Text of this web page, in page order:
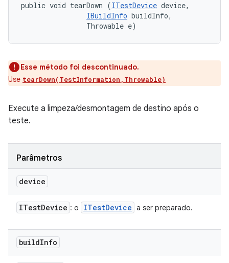
public void tearDown (ITestDevice device,
IBuildInfo buildInfo,
                Throwable e)
Esse método foi descontinuado.
Use tearDown(TestInformation,Throwable)
Execute a limpeza/desmontagem de destino após o
teste.
Parâmetros
device
ITestDevice : o ITestDevice a ser preparado.
buildInfo